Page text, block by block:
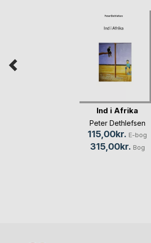
Ind i Afrika
Peter Dethlefsen
115,00kr. E-bog
315,00kr. Bog